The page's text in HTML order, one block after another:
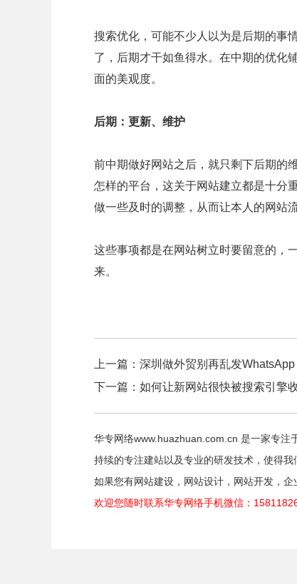
搜索优化，可能不少人以为是后期的事
了，后期才干如鱼得水。在中期的优化
面的美观度。
后期：更新、维护
前中期做好网站之后，就只剩下后期的
怎样的平台，这关于网站建立都是十分
做一些及时的调整，从而让本人的网站
这些事项都是在网站树立时要留意的，
来。
上一篇： 深圳做外贸别再乱发
下一篇： 如何让新网站很快被搜索引擎
华专网络www.huazhuan.com.cn 是一家专注
持续的专注建站以及专业的研发技术，使得
如果您有网站建设，网站设计，网站开发，企
欢迎您随时联系华专网络手机微信：